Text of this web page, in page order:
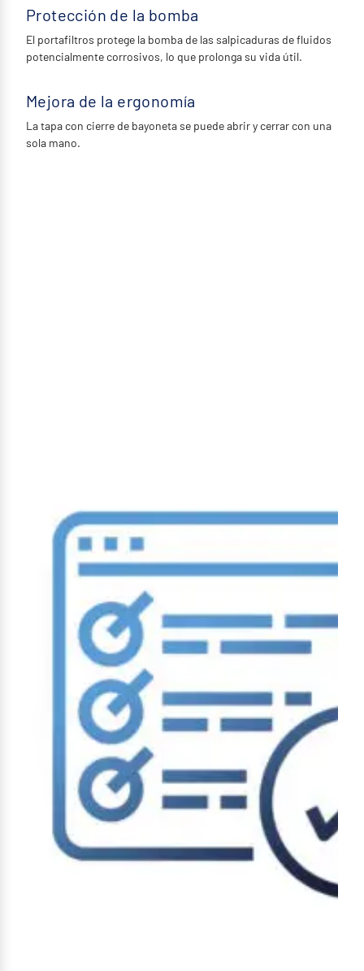
Protección de la bomba
El portafiltros protege la bomba de las salpicaduras de fluidos
potencialmente corrosivos, lo que prolonga su vida útil.
Mejora de la ergonomía
La tapa con cierre de bayoneta se puede abrir y cerrar con una
sola mano.